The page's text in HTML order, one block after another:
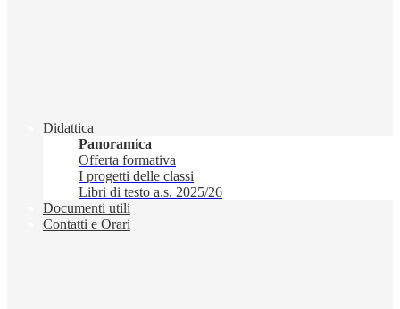
Didattica
Panoramica
Offerta formativa
I progetti delle classi
Libri di testo a.s. 2025/26
Documenti utili
Contatti e Orari